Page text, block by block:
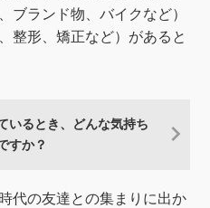
ブランド物、バイクなど）
整形、矯正など）があると
いるとき、どんな気持ち
すか？
代の友達との集まりに出か